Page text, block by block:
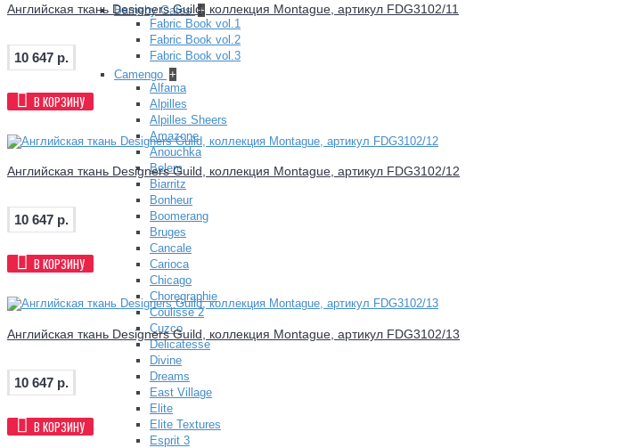
Barneby Gates +
Fabric Book vol.1
Fabric Book vol.2
Fabric Book vol.3
Camengo +
Alfama
Alpilles
Alpilles Sheers
Amazone
Anouchka
Belem
Biarritz
Bonheur
Boomerang
Bruges
Cancale
Carioca
Chicago
Choregraphie
Coulisse 2
Cuzco
Delicatesse
Divine
Dreams
East Village
Elite
Elite Textures
Esprit 3
Английская ткань Designers Guild, коллекция Montague, артикул FDG3102/11
10 647 р.
В КОРЗИНУ
Английская ткань Designers Guild, коллекция Montague, артикул FDG3102/12
10 647 р.
В КОРЗИНУ
Английская ткань Designers Guild, коллекция Montague, артикул FDG3102/13
10 647 р.
В КОРЗИНУ